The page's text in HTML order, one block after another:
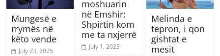
Mungesë e
rrymës në
këto vende
July 23, 2025
moshuarin
në Emshir:
Shpirtin kom
me ta nxjerrë
July 1, 2023
Melinda e
tepron, i qon
gishtat e
mesit